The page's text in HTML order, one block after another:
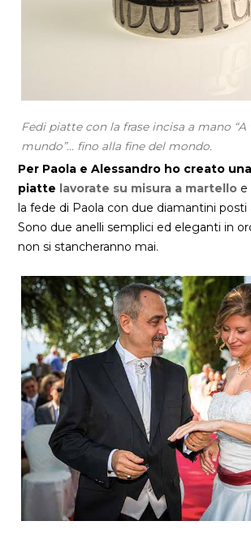
Fedi piatte con la frase incisa a mano
mundo”… fino alla fine del mondo.
Per Paola e Alessandro ho creato
piatte lavorate su misura a martello e
la fede di Paola con due diamantini posti
Sono due anelli semplici ed eleganti in
non si stancheranno mai.